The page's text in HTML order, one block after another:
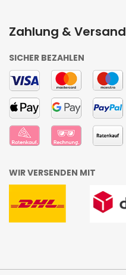
Zahlung & Versand
SICHER BEZAHLEN
WIR VERSENDEN MIT